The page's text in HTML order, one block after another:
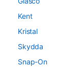
Kent
Kristal
Skydda
Snap-On